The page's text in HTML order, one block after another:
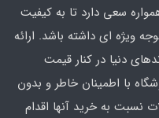
سعی دارد تا به کیفیت
ویژه ای داشته باشد. ارائه
دنیا در کنار قیمت
با اطمینان خاطر و بدون
نسبت به خرید آنها اقدام